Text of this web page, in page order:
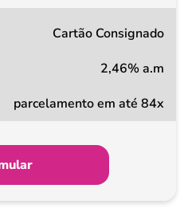
Cartão Consignado
2,46% a.m
parcelamento em até 84x